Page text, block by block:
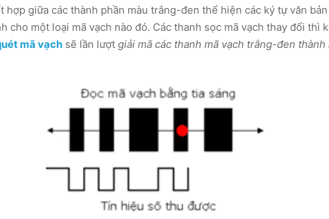
hợp giữa các thành phần màu trắng-đen thể hiện các ký tự văn
cho một loại mã vạch nào đó. Các thanh sọc mã vạch thay đổi thì
mã vạchsẽ lần lượt giải mã các thanh mã vạch trắng-đen thành